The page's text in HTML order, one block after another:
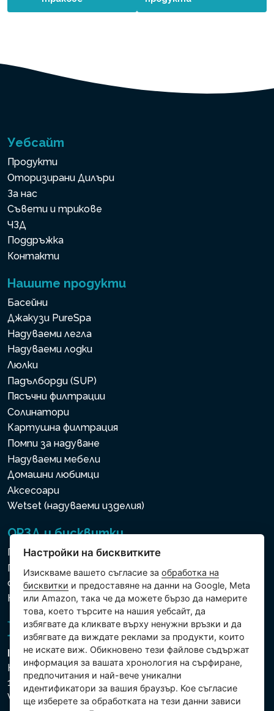
Уебсайт
Продукти
Оторизирани Дилъри
За нас
Съвети и трикове
ЧЗД
Поддръжка
Контакти
Нашите продукти
Басейни
Джакузи PureSpa
Надуваеми легла
Надуваеми лодки
Люлки
Падълборди (SUP)
Пясъчни филтрации
Солинатори
Картушна филтрация
Помпи за надуване
Надуваеми мебели
Домашни любимци
Аксесоари
Wetset (надуваеми изделия)
ОРЗД и бисквитки
Политика за използване на бисквитки
Политика за защита на личните и други
обработвани данни
Настройки на бисквитките
Intex Trading, s.r.o.
Hradecká 2526/3
130 00 Praha 3
Vinohrady - Česká republika
Настройки на бисквитките
Изискваме вашето съгласие заобработка на
бисквитки и предоставяне на данни на Google, Meta
или Amazon, така че да можете бързо да намерите
това, което търсите на нашия уебсайт, да
избягвате да кликвате върху ненужни връзки и да
избягвате да виждате реклами за продукти, които
не искате виж. Обикновено тези файлове съдържат
информация за вашата хронология на сърфиране,
предпочитания и най-вече уникални
идентификатори за вашия браузър. Кое съгласие
ще изберете за обработката на тези данни зависи